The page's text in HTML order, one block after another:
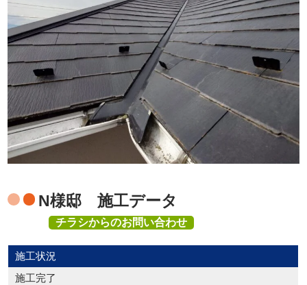
N様邸 施工データ
チラシからのお問い合わせ
施工状況
施工完了